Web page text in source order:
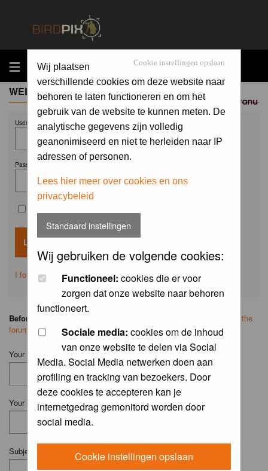
MENU
Sponsored by
Cookie instellingen opslaan
Wij plaatsen
verschillende cookies om deze website naar
behoren te laten functioneren en om het
gebruik van de website te kunnen meten. De
analytische gegevens zijn volledig
geanonimiseerd en niet te herleiden naar IP
adressen of personen.
Lees hier meer over cookies en ons
privacybeleid
Standaard instellingen
Wij gebruiken de volgende cookies:
Functioneel: cookies die er voor
zorgen dat onze website naar behoren
functioneert.
Sociale media: cookies om de inhoud
van onze website te delen via Social
Media. Social Media netwerken doen aan
profiling en tracking van bezoekers. Door
deze cookies te accepteren kan je
internetgedrag gemonitord worden door
social media.
Cookie instellingen opslaan
WELCOME GUEST
Username:
Password:
I forgot my password
Before you ask your question:
search on the
forum
first.
Your Name (Fill in your username if you have one):
Your Email:
Subject: